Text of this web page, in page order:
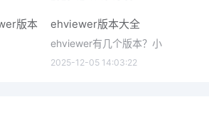
ehviewer版本大全
ehviewer有几个版本？小
2025-12-05 14:03:22